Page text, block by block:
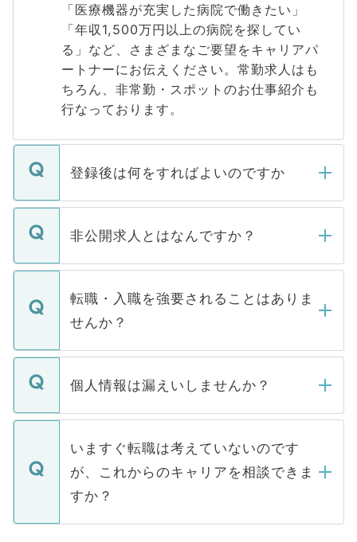
「医療機器が充実した病院で働きたい」
「年収1,500万円以上の病院を探してい
る」など、さまざまなご要望をキャリアパ
ートナーにお伝えください。常勤求人はも
ちろん、非常勤・スポットのお仕事紹介も
行なっております。
登録後は何をすればよいのですか
ご登録いただきましたら、弊社担当者がご
登録内容を確認し、その後メールもしくは
ます。通常、5営業日以内にはご連絡をせて
いただきますので、しばらくお待ちくださ
い。
非公開求人とはなんですか？
マイナビDOCTORで取り扱っている求人の
うち約3割は、Webサイトからご覧いただ
けない「非公開求人」です。非公開求人は
下記の理由によって、一般には公開してい
ません。
■応募殺到を避けるため 人気のある医療機
関を公にしてしまうと、応募が殺到する場
に、医療機関が求める条件に合った人材の
みを人材紹介会社に依頼するケースが増え
ています。
転職・入職を強要されることはありま
せんか？
転職・入職を強要することは一切ありませ
ん。また、仮に応募先から内定をいただい
定を承諾する必要はありません。内定先へ
の辞退の連絡はキャリアパートナーが行い
ますので、ご安心ください。
個人情報は漏えいしませんか？
個人情報が漏えいすることはありませんの
で、ご安心ください。当サイトからの登録
などで収集したご登録者様の個人情報は、
ご本人のキャリアアップおよび転職活動の
支援を目的に使用いたします。お預かりし
ているすべての個人データはご本人の許可
いますぐ転職は考えていないのです
が、これからのキャリアを相談できま
すか？